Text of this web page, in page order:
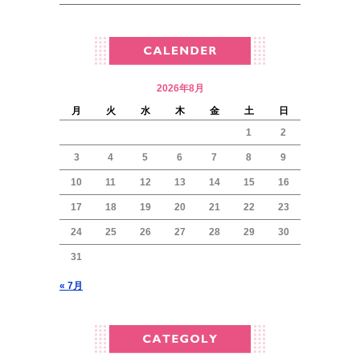
2026年8月
月
火 水 木 金 土
日
1
2
3 4 5 6 7 8 9
10 11 12 13 14 15 16
17 18 19 20 21 22 23
24 25 26 27 28 29 30
31
« 7月